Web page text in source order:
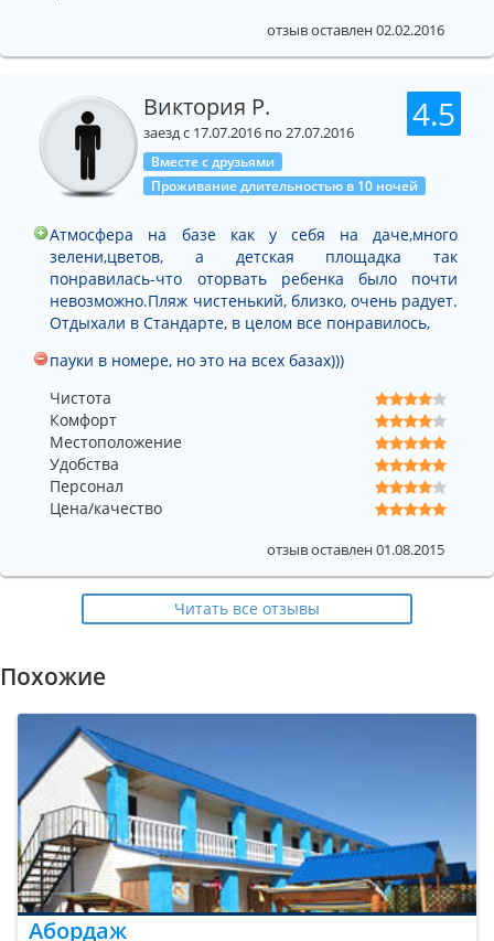
отзыв оставлен 02.02.2016
4.5
Виктория Р.
заезд с 17.07.2016 по 27.07.2016
Вместе с друзьями
Проживание длительностью в 10 ночей
Атмосфера на базе как у себя на даче,много
зелени,цветов, а детская площадка так
понравилась-что оторвать ребенка было почти
невозможно.Пляж чистенький, близко, очень радует.
Отдыхали в Стандарте, в целом все понравилось,
пауки в номере, но это на всех базах)))
Чистота
Комфорт
Местоположение
Удобства
Персонал
Цена/качество
отзыв оставлен 01.08.2015
Читать все отзывы
Похожие
Абордаж